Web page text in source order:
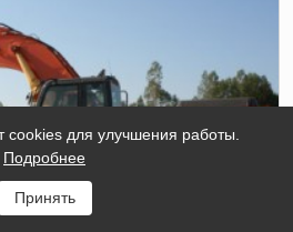
cookies для улучшения работы.
Подробнее
Принять